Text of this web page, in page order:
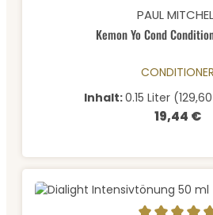
Durchschnittliche Bewertung
PAUL
Kemon Yo Cond
CONDITIONER
Inhalt:0.15 Liter
Regulärer
19,44 €